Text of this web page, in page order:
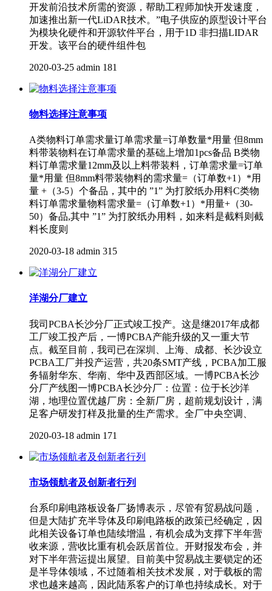
开发前沿技术所需的资源，帮助工程师加快开发速度，
加速推出新一代LiDAR技术。”电子供应的原型设计平台
为模块化硬件和开源软件平台，用于1D 非扫描LIDAR
开发。该平台的硬件组件包
2020-03-25 admin 181
物料选择注意事项
A类物料订单需求量订单需求量=订单数量*用量 但8mm
料带装物料在订单需求量的基础上增加1pcs备品 B类物
料订单需求量12mm及以上料带装料，订单需求量=订单
量*用量 但8mm料带装物料的需求量=（订单数+1）*用
量 +（3-5）个备品，其中的 ”1” 为打胶纸办用料C类物
料订单需求量物料需求量=（订单数+1）*用量+（30-
50）备品,其中 ”1” 为打胶纸办用料，如来料是截料则截
料长度则
2020-03-18 admin 315
洋湖分厂建立
我司PCBA长沙分厂正式竣工投产。这是继2017年成都
工厂竣工投产后，一博PCBA产能升级的又一重大节
点。截至目前，我司已在深圳、上海、成都、长沙设立
PCBA工厂并投产运营，共20条SMT产线，PCBA加工服
务辐射华东、华南、华中及西部区域。一博PCBA长沙
分厂产线图一博PCBA长沙分厂：位置：位于长沙洋
湖，地理位置优越厂房：全新厂房，超前规划设计，满
足客户研发打样及批量的生产需求。全厂中央空调、
2020-03-18 admin 171
市场领航者及创新者行列
台系印刷电路板设备厂扬博表示，尽管有贸易战问题，
但是大陆扩充半导体及印刷电路板的政策已经确定，因
此相关设备订单也陆续增温，有机会成为支撑下半年营
收来源，营收比重有机会跃居首位。开财报发布会，并
对下半年营运提出展望。目前美中贸易战主要锁定的还
是半导体领域，不过随着相关技术发展，对于载板的需
求也越来越高，因此陆系客户的订单也持续成长。对于